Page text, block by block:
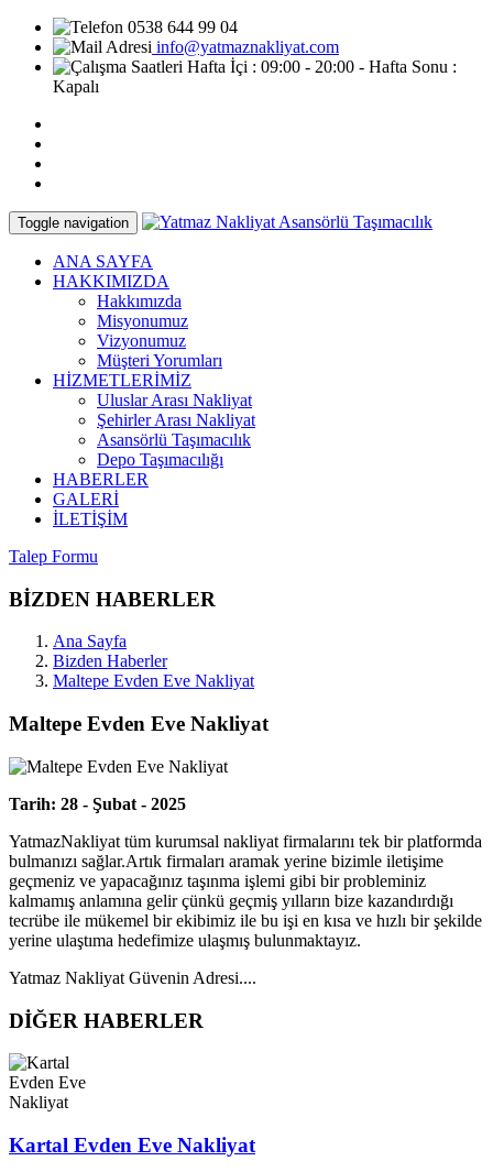
0538 644 99 04
info@yatmaznakliyat.com
Hafta İçi : 09:00 - 20:00 - Hafta Sonu :
Kapalı
Toggle navigation
ANA SAYFA
HAKKIMIZDA
Hakkımızda
Misyonumuz
Vizyonumuz
Müşteri Yorumları
HİZMETLERİMİZ
Uluslar Arası Nakliyat
Şehirler Arası Nakliyat
Asansörlü Taşımacılık
Depo Taşımacılığı
HABERLER
GALERİ
İLETİŞİM
Talep Formu
BİZDEN HABERLER
Ana Sayfa
Bizden Haberler
Maltepe Evden Eve Nakliyat
Maltepe Evden Eve Nakliyat
Tarih: 28 - Şubat - 2025
YatmazNakliyat tüm kurumsal nakliyat firmalarını tek bir platformda
bulmanızı sağlar.Artık firmaları aramak yerine bizimle iletişime
geçmeniz ve yapacağınız taşınma işlemi gibi bir probleminiz
kalmamış anlamına gelir çünkü geçmiş yılların bize kazandırdığı
tecrübe ile mükemel bir ekibimiz ile bu işi en kısa ve hızlı bir şekilde
yerine ulaştıma hedefimize ulaşmış bulunmaktayız.
Yatmaz Nakliyat Güvenin Adresi....
DİĞER HABERLER
Kartal Evden Eve Nakliyat